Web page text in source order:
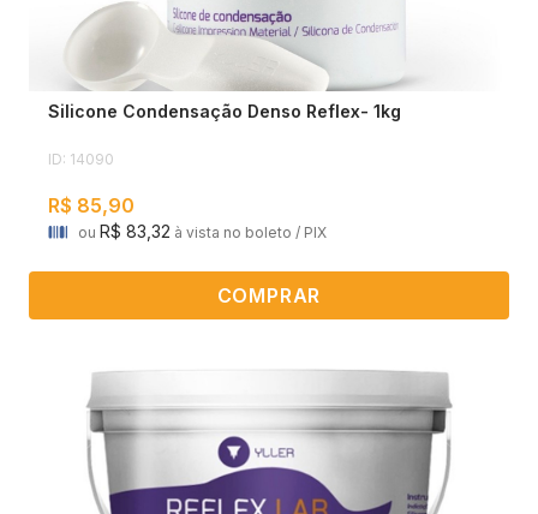
Silicone Condensação Denso Reflex- 1kg
ID: 14090
R$ 85,90
ou R$ 83,32 à vista no boleto / PIX
COMPRAR